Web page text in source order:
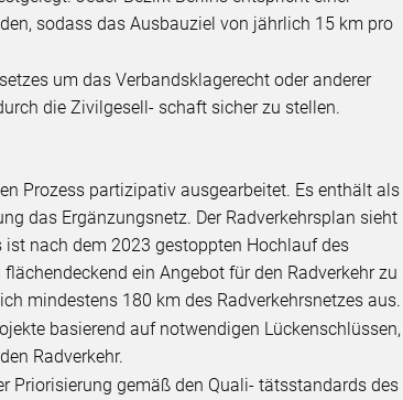
sodass das Ausbauziel von jährlich 15 km pro
um das Verbandsklagerecht oder anderer
die Zivilgesell- schaft sicher zu stellen.
Prozess partizipativ ausgearbeitet. Es enthält als
das Ergänzungsnetz. Der Radverkehrsplan sieht
nach dem 2023 gestoppten Hochlauf des
ein Angebot für den Radverkehr zu
mindestens 180 km des Radverkehrsnetzes aus.
basierend auf notwendigen Lückenschlüssen,
Radverkehr.
Priorisierung gemäß den Quali- tätsstandards des